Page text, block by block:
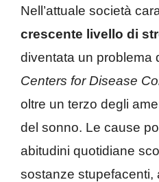
Nell’attuale società
crescente livello di
diventata un problema
Centers for Disease
oltre un terzo degli
del sonno. Le cause
abitudini quotidiane
sostanze stupefacenti,